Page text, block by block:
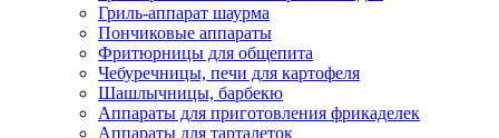
Гриль-аппарат шаурма
Пончиковые аппараты
Фритюрницы для общепита
Чебуречницы, печи для картофеля
Шашлычницы, барбекю
Аппараты для приготовления фрикаделек
Аппараты для тарталеток